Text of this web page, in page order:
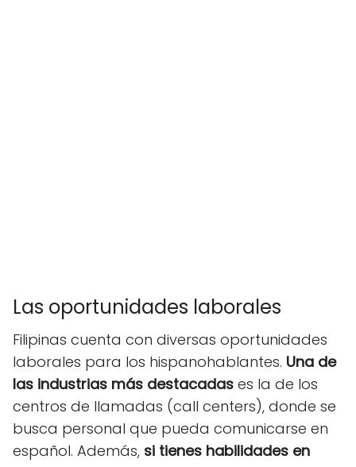
Las oportunidades laborales
Filipinas cuenta con diversas oportunidades
laborales para los hispanohablantes. Una de
las industrias más destacadas es la de los
centros de llamadas (call centers), donde se
busca personal que pueda comunicarse en
español. Además, si tienes habilidades en